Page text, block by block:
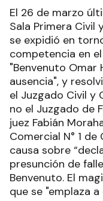
El 26 de marzo
Sala Primera Civil
se expidió en
competencia en
"Benvenuto
ausencia", y
el Juzgado Civil y
no el Juzgado de
juez Fabián
Comercial N° 1
causa sobre
presunción de
Benvenuto. El
que se "emplaza